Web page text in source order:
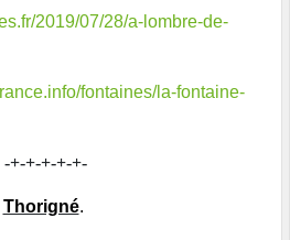
2019/07/28/a-lombre-de-
fontaines/la-fontaine-
-+-+-+-+-+-
Thorigné.